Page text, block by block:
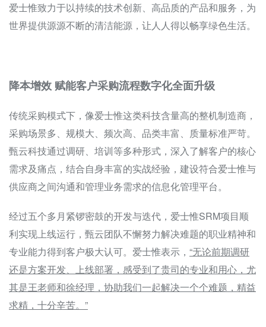
爱士惟致力于以持续的技术创新、高品质的产品和服务，为
世界提供源源不断的清洁能源，让人人得以畅享绿色生活。
降本增效 赋能客户采购流程数字化全面升级
传统采购模式下，像爱士惟这类科技含量高的整机制造商，
采购场景多、规模大、频次高、品类丰富、质量标准严苛。
甄云科技通过调研、培训等多种形式，深入了解客户的核心
需求及痛点，结合自身丰富的实战经验，建设符合爱士惟与
供应商之间沟通和管理业务需求的信息化管理平台。
经过五个多月紧锣密鼓的开发与迭代，爱士惟SRM项目顺
利实现上线运行，甄云团队不懈努力解决难题的职业精神和
专业能力得到客户极大认可。爱士惟表示， “无论前期调研
还是方案开发、上线部署，感受到了贵司的专业和用心，尤
其是王老师和徐经理，协助我们一起解决一个个难题，精益
求精，十分辛苦。”